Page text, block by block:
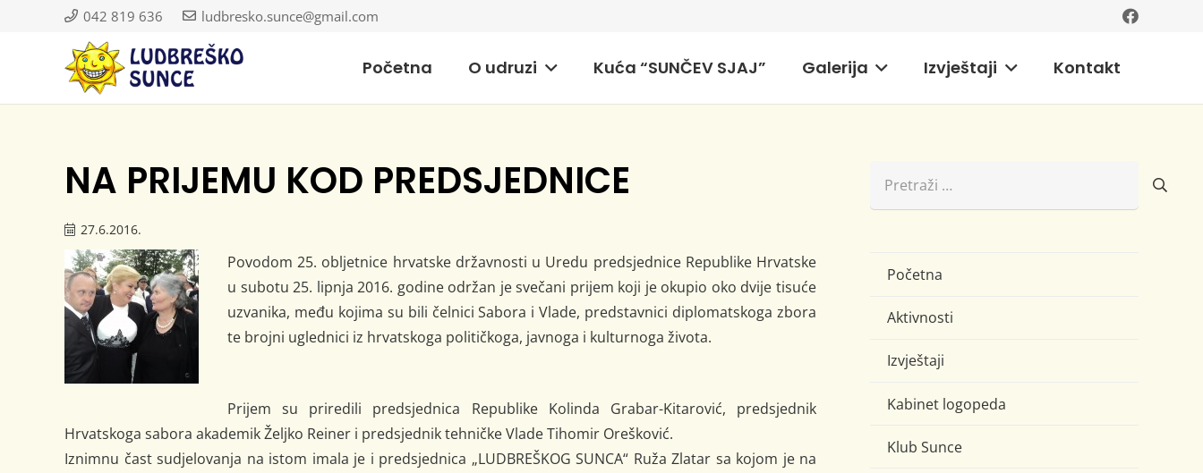
042 819 636 ludbresko.sunce@gmail.com
Početna O udruzi Kuća “SUNČEV SJAJ” Galerija Izvještaji Kontakt
NA PRIJEMU KOD PREDSJEDNICE
27.6.2016.
Povodom 25. obljetnice hrvatske državnosti u Uredu predsjednice Republike Hrvatske
u subotu 25. lipnja 2016. godine održan je svečani prijem koji je okupio oko dvije tisuće
uzvanika, među kojima su bili čelnici Sabora i Vlade, predstavnici diplomatskoga zbora
te brojni uglednici iz hrvatskoga političkoga, javnoga i kulturnoga života.
Prijem su priredili predsjednica Republike Kolinda Grabar-Kitarović, predsjednik
Hrvatskoga sabora akademik Željko Reiner i predsjednik tehničke Vlade Tihomir Orešković.
Iznimnu čast sudjelovanja na istom imala je i predsjednica „LUDBREŠKOG SUNCA“ Ruža Zlatar sa kojom je na
Početna
Aktivnosti
Izvještaji
Kabinet logopeda
Klub Sunce